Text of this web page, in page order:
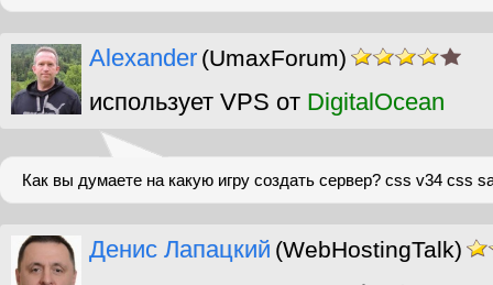
Alexander (UmaxForum)
использует VPS от DigitalOcean
Как вы думаете на какую игру создать сервер? css v34 css
Денис Лапацкий (WebHostingTalk)